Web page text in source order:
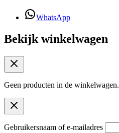
WhatsApp
Bekijk winkelwagen
Geen producten in de winkelwagen.
Gebruikersnaam of e-mailadres